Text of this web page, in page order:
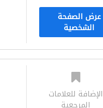
عرض الصفحة
الشخصية
الإضافة للعلامات
المرجعية